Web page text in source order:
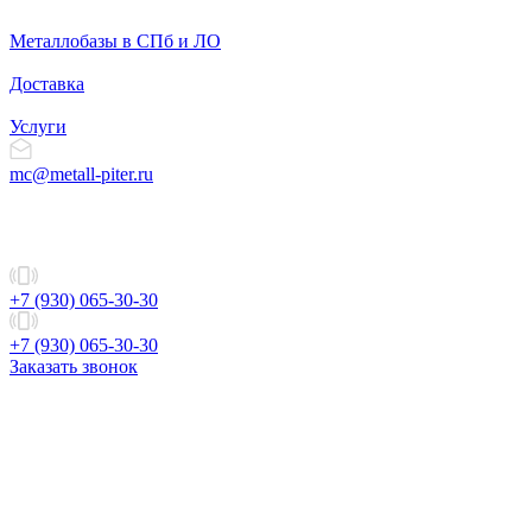
Металлобазы в СПб и ЛО
Доставка
Услуги
mc@metall-piter.ru
+7 (930) 065-30-30
+7 (930) 065-30-30
Заказать звонок